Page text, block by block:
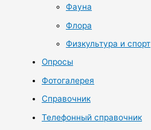
Фауна
Флора
Физкультура и спорт
Опросы
Фотогалерея
Справочник
Телефонный справочник